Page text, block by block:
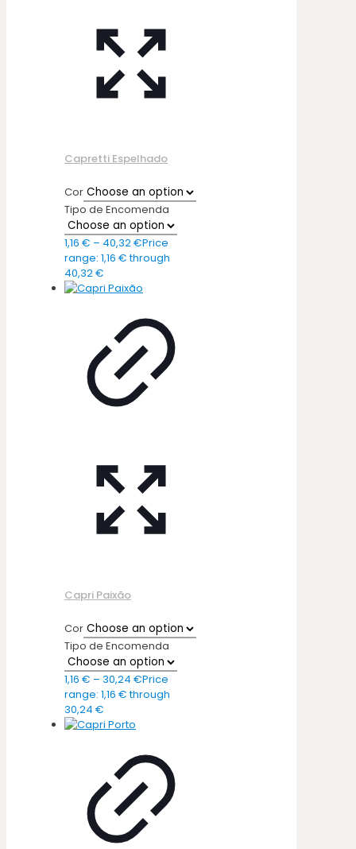
Capretti Espelhado
Cor
Tipo de Encomenda
1,16 € – 40,32€Price
range: 1,16 € through
40,32 €
Capri Paixão
Cor
Tipo de Encomenda
1,16 € – 30,24 €Price
range: 1,16 € through
30,24 €